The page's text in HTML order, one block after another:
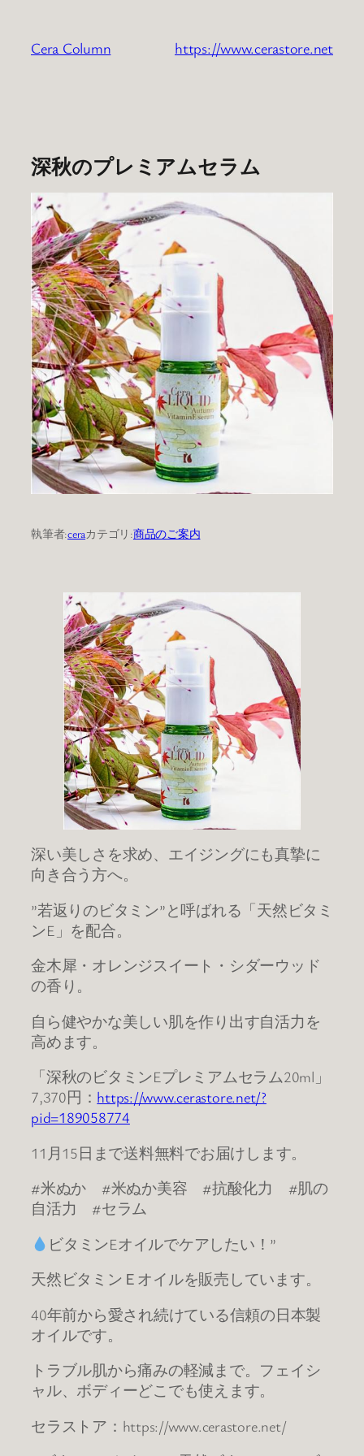
Cera Column https://www.cerastore.net
深秋のプレミアムセラム
執筆者:ceraカテゴリ:商品のご案内
深い美しさを求め、エイジングにも真摯に
向き合う方へ。
”若返りのビタミン”と呼ばれる「天然ビタミ
ンE」を配合。
金木犀・オレンジスイート・シダーウッド
の香り。
自ら健やかな美しい肌を作り出す自活力を
高めます。
「深秋のビタミンEプレミアムセラム20ml」
7,370円： https://www.cerastore.net/?
pid=189058774
11月15日まで送料無料でお届けします。
#米ぬか #米ぬか美容 #抗酸化力 #肌の
自活力 #セラム
ビタミンEオイルでケアしたい！”
天然ビタミンＥオイルを販売しています。
40年前から愛され続けている信頼の日本製
オイルです。
トラブル肌から痛みの軽減まで。フェイシ
ャル、ボディーどこでも使えます。
セラストア：https://www.cerastore.net/